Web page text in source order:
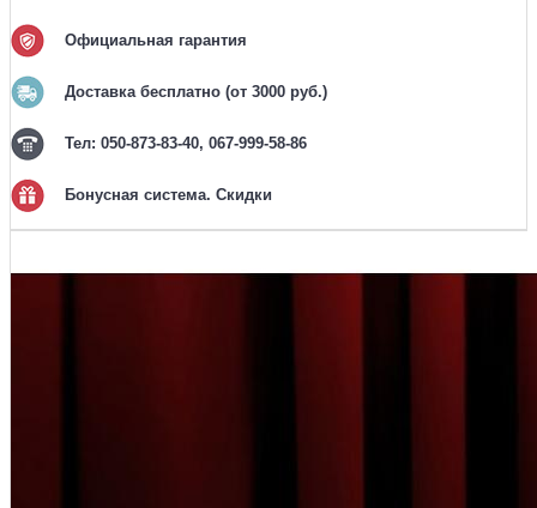
Официальная гарантия
Доставка бесплатно (от 3000 руб.)
Тел: 050-873-83-40, 067-999-58-86
Бонусная система. Скидки